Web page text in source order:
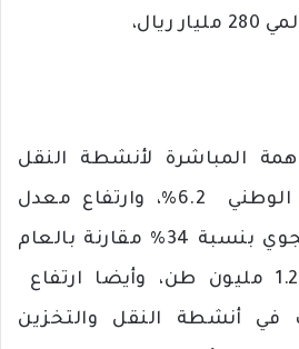
مليار ريال،
المباشرة لأنشطة
النقل
الوطني 6.2% ، وارتفاع
معدل
بنسبة مقارنة بالعام
مليون طن، وأيضا
ارتفاع
في أنشطة النقل
والتخزين